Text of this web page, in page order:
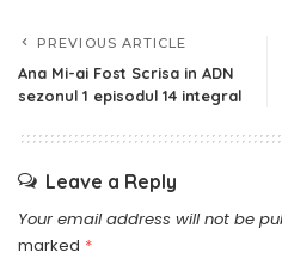
PREVIOUS ARTICLE
Ana Mi-ai Fost Scrisa in ADN
sezonul 1 episodul 14 integral
Leave a Reply
Your email address will not be
marked *